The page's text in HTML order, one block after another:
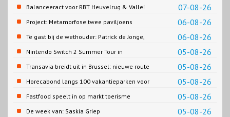
07-08-26
Balanceeract voor RBT Heuvelrug & Vallei
06-08-26
Project: Metamorfose twee paviljoens
Biesbosch MuseumEiland
06-08-26
Te gast bij de wethouder: Patrick de Jonge,
Gemeente Emmen
05-08-26
Nintendo Switch 2 Summer Tour in
Slagharen
05-08-26
Transavia breidt uit in Brussel: nieuwe route
naar Porto
05-08-26
Horecabond langs 100 vakantieparken voor
Cao-recreatie
05-08-26
Fastfood speelt in op markt toerisme
05-08-26
De week van: Saskia Griep